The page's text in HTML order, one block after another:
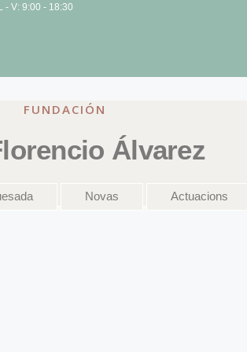
L - V: 9:00 - 18:30
FUNDACIÓN
Álvarez
Novas Actuacions